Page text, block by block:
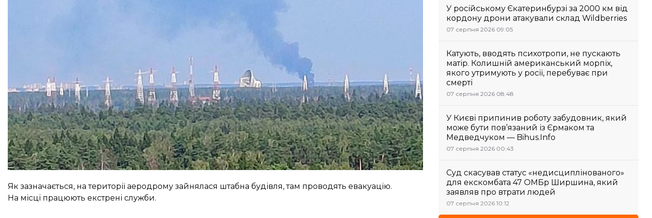
Як зазначається, на території аеродрому зайнялася штабна будівля, там проводять евакуацію.
На місці працюють екстрені служби.
У російському Єкатеринбурзі за 2000 км від
кордону дрони атакували склад Wildberries
07 серпня 2026 09:05
Катують, вводять психотропи, не пускають
матір. Колишній американський морпіх,
якого утримують у росії, перебуває при
смерті
07 серпня 2026 08:48
У Києві припинив роботу забудовник, який
може бути пов’язаний із Єрмаком та
Медведчуком — Bihus.Info
07 серпня 2026 00:43
Суд скасував статус «недисциплінованого»
для екскомбата 47 ОМБр Ширшина, який
заявляв про втрати людей
07 серпня 2026 10:12